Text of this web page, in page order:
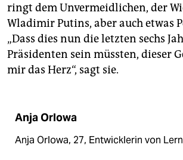
ringt dem Unvermeidlichen, der
Wladimir Putins, aber auch etwas
„Dass dies nun die letzten sechs
Präsidenten sein müssten, dieser
mir das Herz“, sagt sie.
Anja Orlowa
Anja Orlowa, 27, Entwicklerin von